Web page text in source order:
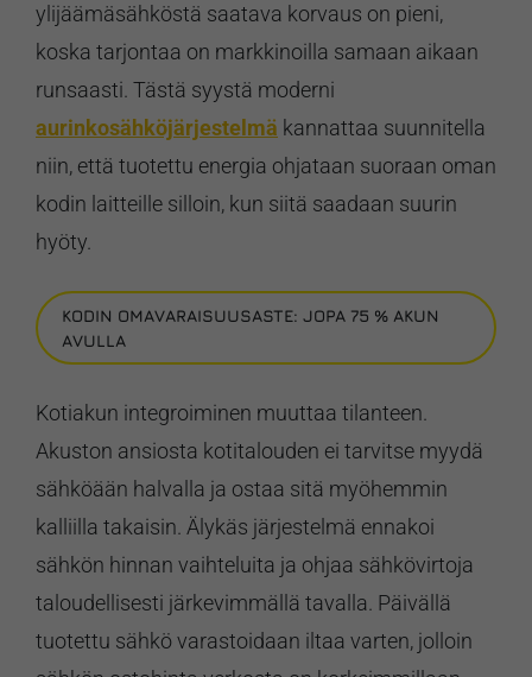
ylijäämäsähköstä saatava korvaus on pieni,
koska tarjontaa on markkinoilla samaan aikaan
runsaasti. Tästä syystä moderni
aurinkosähköjärjestelmä kannattaa suunnitella
niin, että tuotettu energia ohjataan suoraan oman
kodin laitteille silloin, kun siitä saadaan suurin
hyöty.
KODIN OMAVARAISUUSASTE: JOPA 75 % AKUN
AVULLA
Kotiakun integroiminen muuttaa tilanteen.
Akuston ansiosta kotitalouden ei tarvitse myydä
sähköään halvalla ja ostaa sitä myöhemmin
kalliilla takaisin. Älykäs järjestelmä ennakoi
sähkön hinnan vaihteluita ja ohjaa sähkövirtoja
taloudellisesti järkevimmällä tavalla. Päivällä
tuotettu sähkö varastoidaan iltaa varten, jolloin